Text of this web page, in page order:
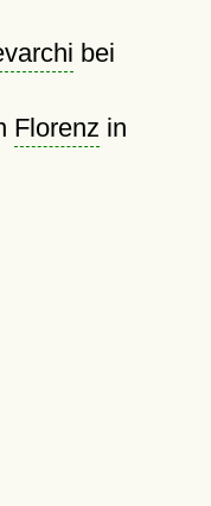
bei
Florenz in